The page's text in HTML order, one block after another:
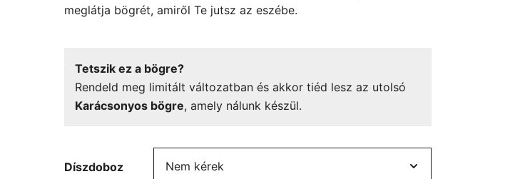
meglátja bögrét, amiről Te jutsz az eszébe.
Tetszik ez a bögre?
Rendeld meg limitált változatban és akkor tiéd lesz az utolsó
Karácsonyos bögre, amely nálunk készül.
Díszdoboz